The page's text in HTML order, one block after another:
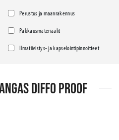
Perustus ja maanrakennus
Pakkausmateriaalit
Ilmatiivistys- ja kapselointipinnoitteet
DIFFO PROOF